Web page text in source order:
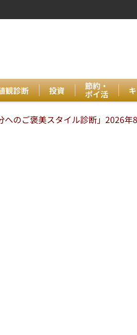
観診断 投資 節約・
ポイ活
のご褒美スタイル診断」2026年